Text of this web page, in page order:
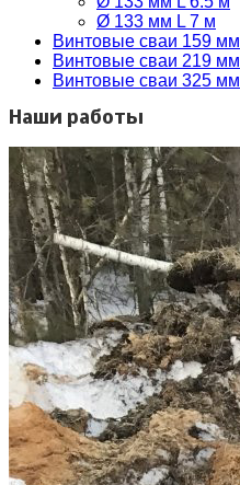
Ø 133 мм L 7 м
Винтовые сваи 159 мм
Винтовые сваи 219 мм
Винтовые сваи 325 мм
Наши работы